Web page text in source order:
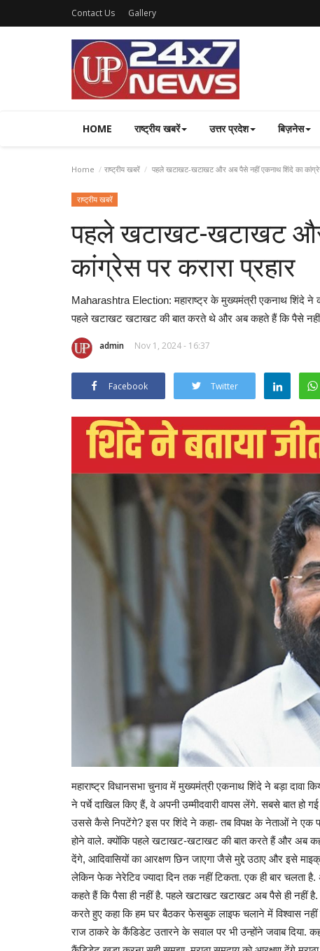
Contact Us Gallery
HOME राष्ट्रीय खबरें उत्तर प्रदेश बिज़नेस
Home राष्ट्रीय खबरें पहले खटाखट-खटाखट और अब पैसे नहीं एकनाथ शिंदे का कांग्रेस
राष्ट्रीय खबरें
पहले खटाखट-खटाखट
कांग्रेस पर करारा प्रहार
Maharashtra Election: महाराष्‍ट्र के मुख्‍यमंत्री एकनाथ शिंदे ने
पहले खटाखट खटाखट की बात करते थे और अब कहते हैं क‍ि पैसे
admin Nov 1, 2024 - 16:37
Facebook Twitter
महाराष्‍ट्र व‍िधानसभा चुनाव में मुख्‍यमंत्री एकनाथ शिंदे ने बड़ा
ने पर्चे दाख‍िल क‍िए हैं, वे अपनी उम्‍मीदवारी वापस लेंगे. सबसे बात हो
उससे कैसे निपटेंगे? इस पर शिंदे ने कहा- तब विपक्ष के नेताओं ने
होने वाले. क्‍योंक‍ि पहले खटाखट-खटाखट की बात करते हैं और अब
देंगे, आद‍िवास‍ियों का आरक्षण छिन जाएगा जैसे मुद्दे उठाए और इसे
लेकिन फेक नेरेट‍िव ज्‍यादा द‍िन तक नहीं टिकता. एक ही बार चलता
कहते हैं क‍ि पैसा ही नहीं है. पहले खटाखट खटाखट अब पैसे ही नहीं है.
करते हुए कहा क‍ि हम घर बैठकर फेसबुक लाइफ चलाने में विश्वास
राज ठाकरे के कैंड‍िडेट उतारने के सवाल पर भी उन्‍होंने जवाब द‍िया.